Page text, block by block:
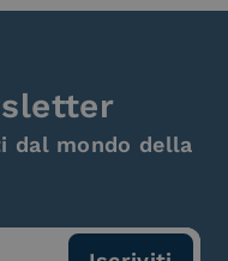
dal mondo della